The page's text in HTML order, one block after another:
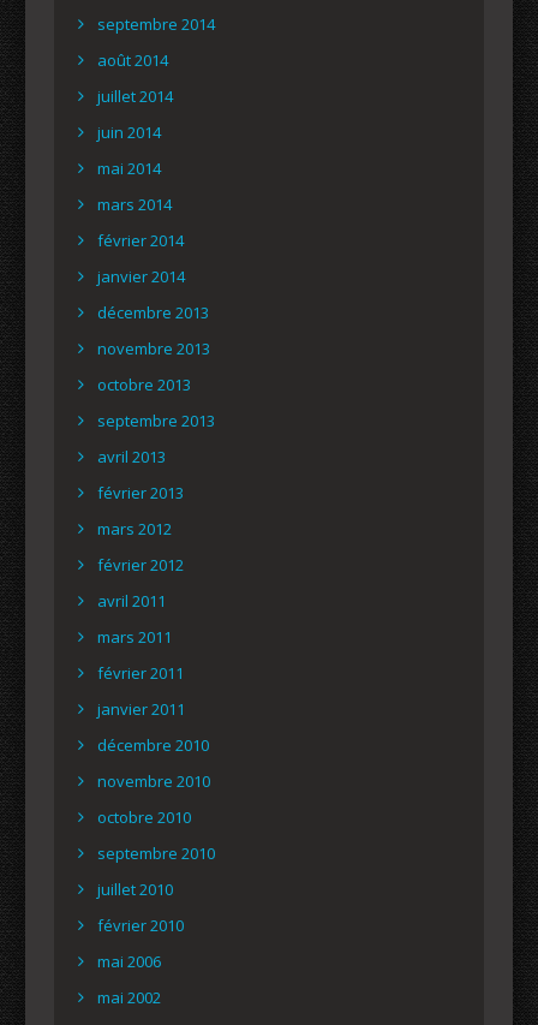
septembre 2014
août 2014
juillet 2014
juin 2014
mai 2014
mars 2014
février 2014
janvier 2014
décembre 2013
novembre 2013
octobre 2013
septembre 2013
avril 2013
février 2013
mars 2012
février 2012
avril 2011
mars 2011
février 2011
janvier 2011
décembre 2010
novembre 2010
octobre 2010
septembre 2010
juillet 2010
février 2010
mai 2006
mai 2002